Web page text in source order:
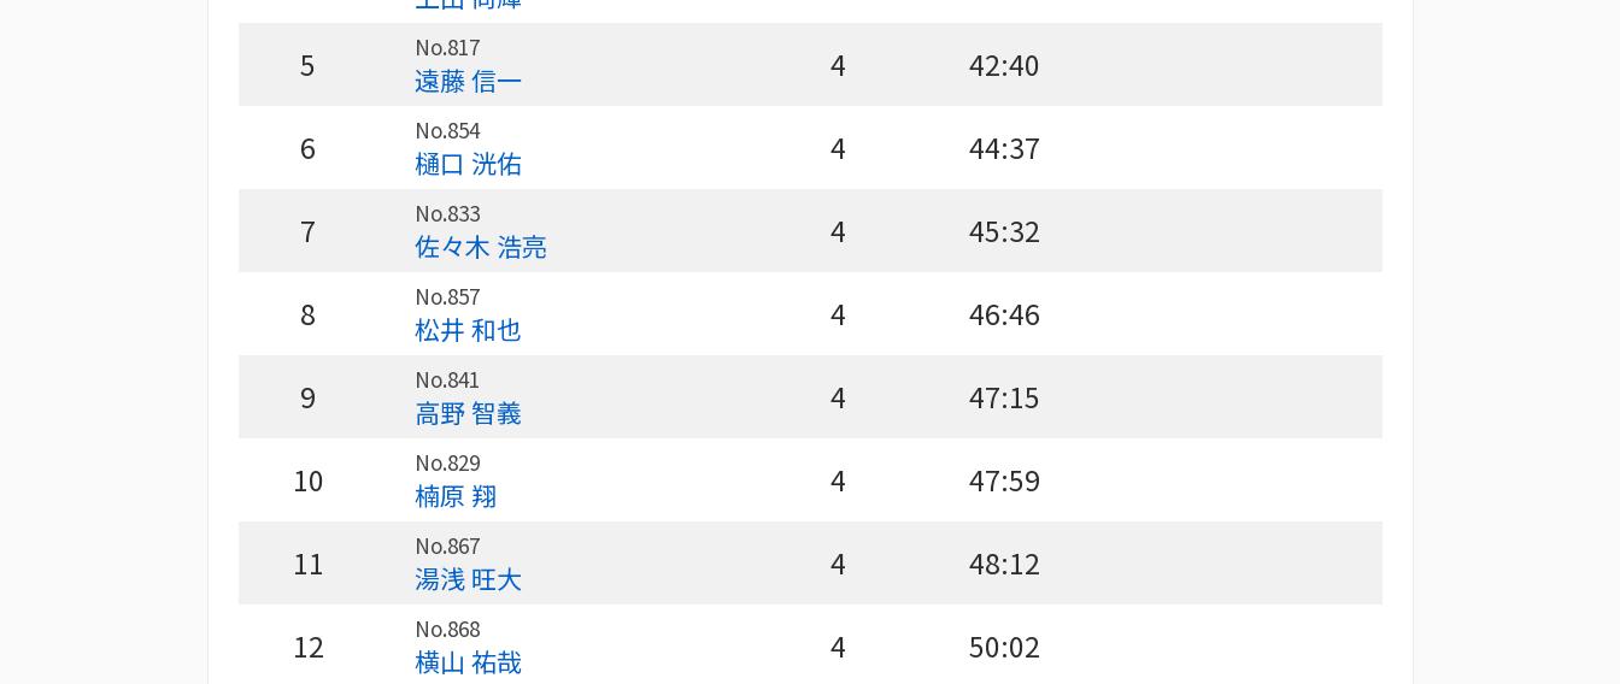
5 No.817
遠藤 信一 4 42:40
6 No.854
樋口 洸佑 4 44:37
7 No.833
佐々木 浩亮 4 45:32
8 No.857
松井 和也 4 46:46
9 No.841
高野 智義 4 47:15
10 No.829
楠原 翔 4 47:59
11 No.867
湯浅 旺大 4 48:12
12 No.868
横山 祐哉 4 50:02